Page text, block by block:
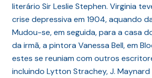
literário Sir Leslie Stephen. Virginia
crise depressiva em 1904, aquando
Mudou-se, em seguida, para a casa
da irmã, a pintora Vanessa Bell, em
estes se reuniam com outros
incluindo Lytton Strachey, J. Maynard